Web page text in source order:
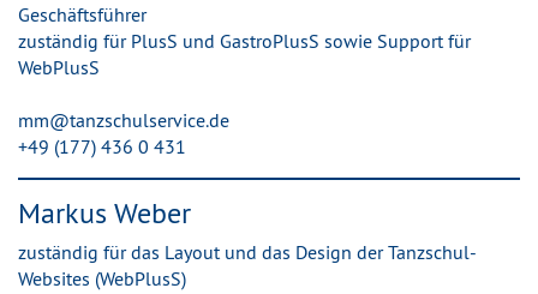
Geschäftsführer
zuständig für PlusS und GastroPlusS sowie Support für
WebPlusS
mm@tanzschulservice.de
+49 (177) 436 0 431
Markus Weber
zuständig für das Layout und das Design der Tanzschul-
Websites (WebPlusS)